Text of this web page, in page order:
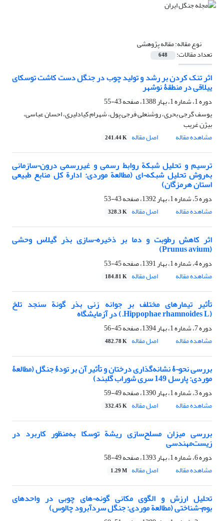
نوع مقاله:مقاله پژوهشی
تعداد مقالات: 648
اثر تنک کردن بر رشد و تولید چوب در جنگل دست کاشت توسکای
ییلاقی در منطقۀ نوشهر
دوره 1، شماره 1، بهار 1388، صفحه
43-55
یوسف گرجی بحری، روشنعلی فرجی پول، شهرام کیادلیری، احسان عباسی،
بیژن غریب
مشاهده مقاله
اصل مقاله 241.44 K
ترسیم و تحلیل شبکة روابط رسمی و غیررسمی درون¬سازمانی
به‌روش تحلیل شبکه¬ای (مطالعة موردی: ادارة کل منابع طبیعی
استان هرمزگان)
دوره 5، شماره 1، بهار 1392، صفحه
43-53
مشاهده مقاله
اصل مقاله 328.3 K
اثر کاهش رطوبت و دما بر ذخیره¬سازی بذر گیلاس وحشی
(Prunus avium)
دوره 4، شماره 1، بهار 1391، صفحه
45-53
مشاهده مقاله
اصل مقاله 184.81 K
تأثیر تیمارهای مختلف بر جوانه‏ زنی بذر گونة سنجد تلخ
(Hippophae rhamnoides L.) در آزمایشگاه
دوره 7، شماره 1، بهار 1394، صفحه
45-56
مشاهده مقاله
اصل مقاله 482.78 K
بررسی نحو¬ۀ نشانه‌گذاری درختان و تأثیر آن بر تودۀ جنگل (مطالعۀ
موردی: پارسل 149 سری شوراب گلبند)
دوره 3، شماره 1، بهار 1390، صفحه
49-59
مشاهده مقاله
اصل مقاله 332.45 K
بررسی میزان مسلح‌سازی ریشة توسکا به‌منظور کاربرد در
زیست‌مهندسی
دوره 6، شماره 1، بهار 1393، صفحه
49-58
مشاهده مقاله
اصل مقاله 1.29 M
تحلیل ارزش و الگوی مکانی گونه¬های چوبی در واحدهای
بوم¬شناختی (مطالعة موردی: جنگل سردآبرود چالوس)